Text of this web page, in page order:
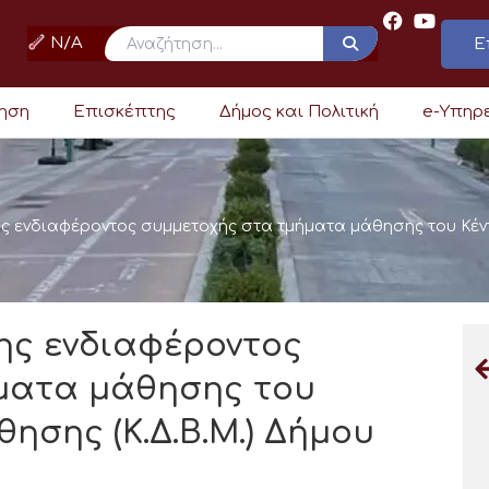
N/A
Επισκέπτης Δήμος και Πολιτική e-
ενδιαφέροντος συμμετοχής στα τμήματα μάθησης του
ενδιαφέροντος
μάθησης του
(Κ.Δ.Β.Μ.) Δήμου